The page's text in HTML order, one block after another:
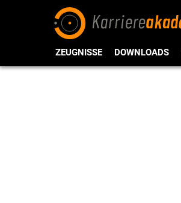
ZEUGNISSE DOWNLOADS